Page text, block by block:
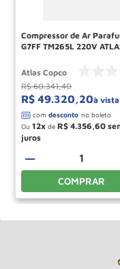
Compressor de Ar
G7FF TM265L 220V
Atlas Copco
R$ 60.341,40
R$ 49.320,20à vista
Ou 12 de R$ 4.356,60
－
COMPRAR